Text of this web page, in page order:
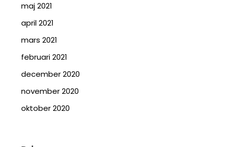
maj 2021
april 2021
mars 2021
februari 2021
december 2020
november 2020
oktober 2020